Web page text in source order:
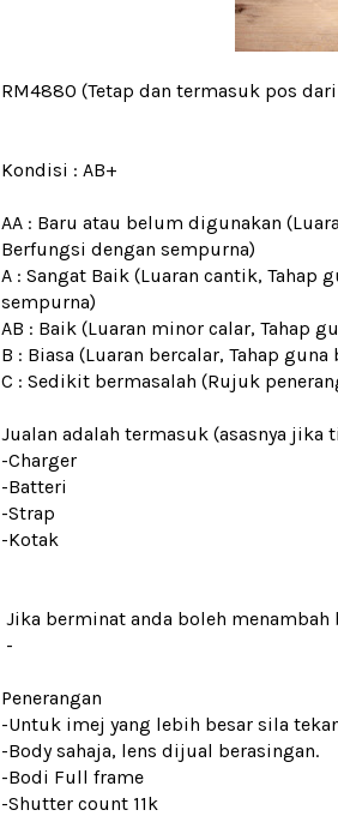
RM4880 (Tetap dan termasuk pos
Kondisi : AB+
AA : Baru atau belum digunakan
Berfungsi dengan sempurna)
A : Sangat Baik (Luaran cantik,
sempurna)
AB : Baik (Luaran minor calar, Tahap
B : Biasa (Luaran bercalar, Tahap
C : Sedikit bermasalah (Rujuk
Jualan adalah termasuk (asasnya
-Charger
-Batteri
-Strap
-Kotak
Jika berminat anda boleh menambah
-
Penerangan
-Untuk imej yang lebih besar sila
-Body sahaja, lens dijual berasingan.
-Bodi Full frame
-Shutter count 11k